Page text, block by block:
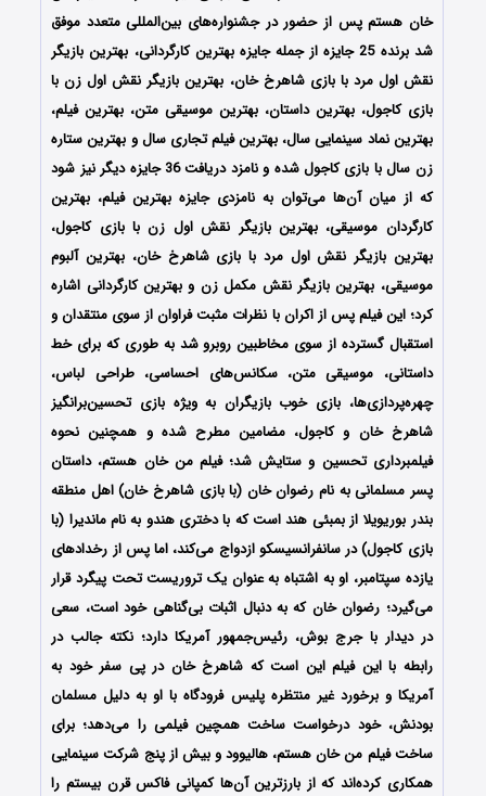
خان هستم پس از حضور در جشنواره‌های بین‌المللی متعدد موفق
شد برنده 25 جایزه از جمله جایزه بهترین کارگردانی، بهترین بازیگر
نقش اول مرد با بازی شاهرخ خان، بهترین بازیگر نقش اول زن با
بازی کاجول، بهترین داستان، بهترین موسیقی متن، بهترین فیلم،
بهترین نماد سینمایی سال، بهترین فیلم تجاری سال و بهترین ستاره
زن سال با بازی کاجول شده و نامزد دریافت 36 جایزه دیگر نیز شود
که از میان آن‌ها می‌توان به نامزدی جایزه بهترین فیلم، بهترین
کارگردان موسیقی، بهترین بازیگر نقش اول زن با بازی کاجول،
بهترین بازیگر نقش اول مرد با بازی شاهرخ خان، بهترین آلبوم
موسیقی، بهترین بازیگر نقش مکمل زن و بهترین کارگردانی اشاره
کرد؛ این فیلم پس از اکران با نظرات مثبت فراوان از سوی منتقدان و
استقبال گسترده از سوی مخاطبین روبرو شد به طوری که برای خط
داستانی، موسیقی متن، سکانس‌های احساسی، طراحی لباس،
چهره‌پردازی‌ها، بازی خوب بازیگران به ویژه بازی تحسین‌برانگیز
شاهرخ خان و کاجول، مضامین مطرح شده و همچنین نحوه
فیلمبرداری تحسین و ستایش شد؛ فیلم من خان هستم، داستان
پسر مسلمانی به نام رضوان خان (با بازی شاهرخ خان) اهل منطقه
بندر بوریویلا از بمبئی هند است که با دختری هندو به نام ماندیرا (با
بازی کاجول) در سانفرانسیسکو ازدواج می‌کند، اما پس از رخدادهای
یازده سپتامبر، او به اشتباه به‌ عنوان یک تروریست تحت پیگرد قرار
می‌گیرد؛ رضوان خان که به‌ دنبال اثبات بی‌گناهی خود است، سعی
در دیدار با جرج بوش، رئیس‌جمهور آمریکا دارد؛ نکته جالب در
رابطه با این فیلم این است که شاهرخ خان در پی سفر خود به
آمریکا و برخورد غیر منتظره پلیس فرودگاه با او به دلیل مسلمان
بودنش، خود درخواست ساخت همچین فیلمی را می‌دهد؛ برای
ساخت فیلم من خان هستم، هالیوود و بیش از پنج شرکت سینمایی
همکاری کرده‌اند که از بارزترین آن‌ها کمپانی فاکس قرن بیستم را